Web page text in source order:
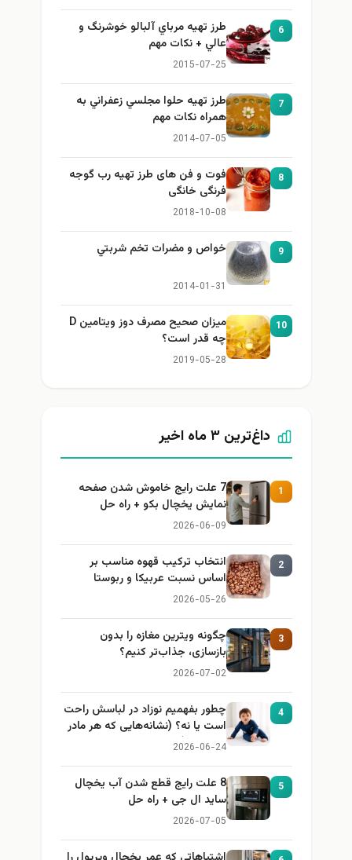
6
طرز تهيه مرباي آلبالو خوشرنگ و
عالي + نكات مهم
2015-07-25
7
طرز تهيه حلوا مجلسي زعفراني به
همراه نكات مهم
2014-07-05
8
فوت و فن های طرز تهیه رب گوجه
فرنگی خانگی
2018-10-08
9 خواص و مضرات تخم شربتي
2014-01-31
10
میزان صحیح مصرف دوز ویتامین D
چه قدر است؟
2019-05-28
داغ‌ترین ۳ ماه اخیر
1
7 علت رایج خاموش شدن صفحه
نمایش یخچال بکو + راه حل
2026-06-09
2
انتخاب ترکیب قهوه مناسب بر
اساس نسبت عربیکا و ربوستا
2026-05-26
3
چگونه ویترین مغازه را بدون
بازسازی، جذاب‌تر کنیم؟
2026-07-02
4
چطور بفهمیم نوزاد در لباسش راحت
است یا نه؟ (نشانه‌هایی که هر مادر
باید بداند)
2026-06-24
5
8 علت رایج قطع شدن آب یخچال
ساید ال جی + راه حل
2026-07-05